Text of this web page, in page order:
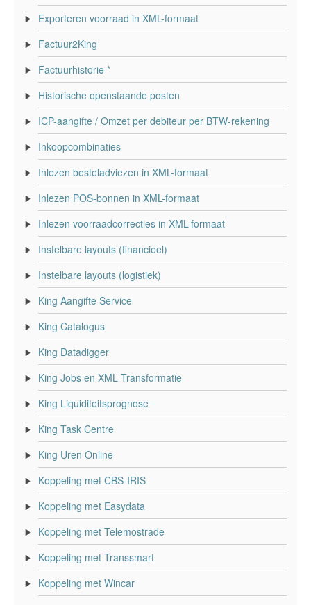
Exporteren voorraad in XML-formaat
Factuur2King
Factuurhistorie *
Historische openstaande posten
ICP-aangifte / Omzet per debiteur per BTW-rekening
Inkoopcombinaties
Inlezen besteladviezen in XML-formaat
Inlezen POS-bonnen in XML-formaat
Inlezen voorraadcorrecties in XML-formaat
Instelbare layouts (financieel)
Instelbare layouts (logistiek)
King Aangifte Service
King Catalogus
King Datadigger
King Jobs en XML Transformatie
King Liquiditeitsprognose
King Task Centre
King Uren Online
Koppeling met CBS-IRIS
Koppeling met Easydata
Koppeling met Telemostrade
Koppeling met Transsmart
Koppeling met Wincar